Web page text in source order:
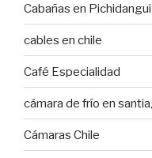
Cabañas en Pichidangui
cables en chile
Café Especialidad
cámara de frío en
Cámaras Chile